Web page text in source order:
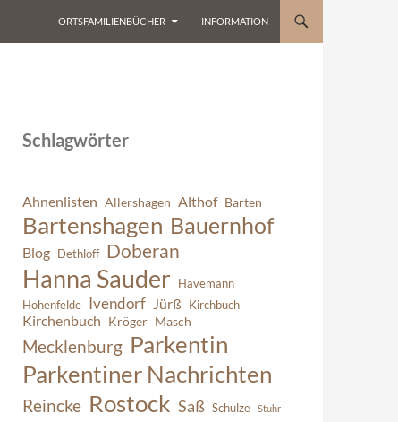
ORTSFAMILIENBÜCHER INFORMATION
Schlagwörter
Ahnenlisten Allershagen Althof Barten
Bartenshagen Bauernhof
Blog Dethloff Doberan
Hanna Sauder
Havemann
Hohenfelde Ivendorf Jürß Kirchbuch
Kirchenbuch Kröger Masch
Mecklenburg Parkentin
Parkentiner Nachrichten
Reincke Rostock Saß Schulze Stuhr